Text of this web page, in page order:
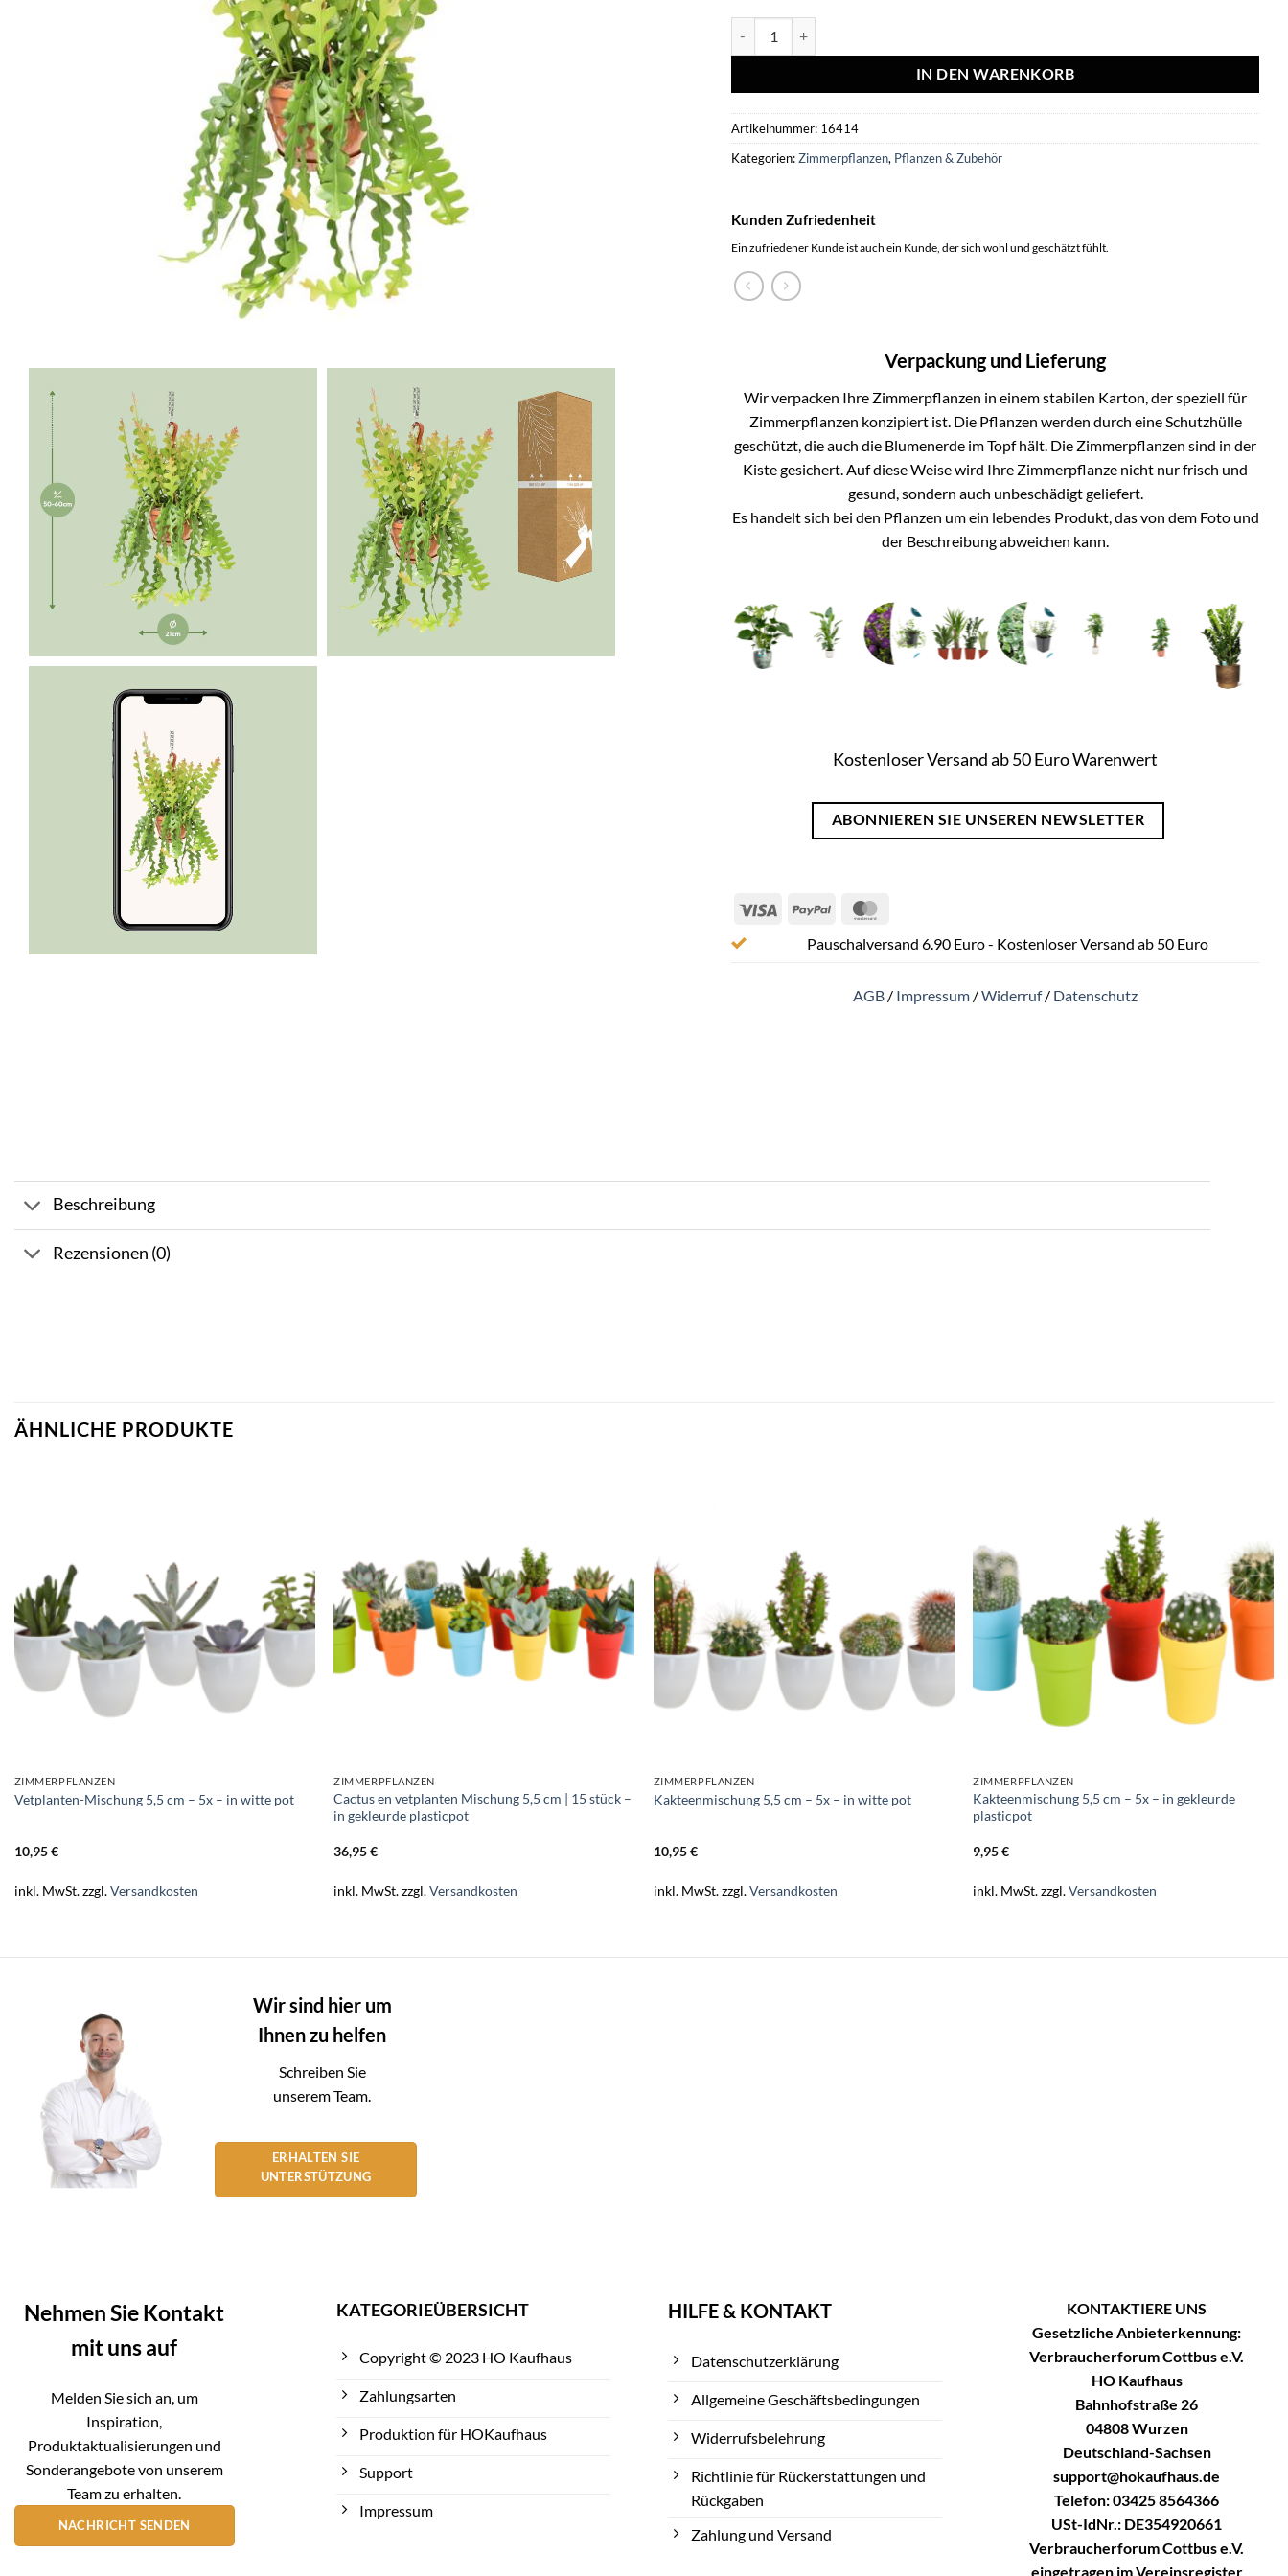
IN DEN WARENKORB
Artikelnummer: 16414
Kategorien:Zimmerpflanzen, Pflanzen & Zubehör
Kunden Zufriedenheit
Ein zufriedener Kunde ist auch ein Kunde, der sich wohl und geschätzt fühlt.
Verpackung und Lieferung
Wir verpacken Ihre Zimmerpflanzen in einem stabilen Karton, der speziell für
Zimmerpflanzen konzipiert ist. Die Pflanzen werden durch eine Schutzhülle
geschützt, die auch die Blumenerde im Topf hält. Die Zimmerpflanzen sind in der
Kiste gesichert. Auf diese Weise wird Ihre Zimmerpflanze nicht nur frisch und
gesund, sondern auch unbeschädigt geliefert.
Es handelt sich bei den Pflanzen um ein lebendes Produkt, das von dem Foto und
der Beschreibung abweichen kann.
Kostenloser Versand ab 50 Euro Warenwert
ABONNIEREN SIE UNSEREN NEWSLETTER
Visa PayPal
Pauschalversand 6.90 Euro - Kostenloser Versand ab 50 Euro
AGB / Impressum /Widerruf/ Datenschutz
Beschreibung
Rezensionen (0)
ÄHNLICHE PRODUKTE
ZIMMERPFLANZEN
Vetplanten-Mischung 5,5 cm – 5x – in witte pot
10,95€
inkl. MwSt.zzgl.Versandkosten
ZIMMERPFLANZEN
Cactus en vetplanten Mischung 5,5 cm | 15 stück –
in gekleurde plasticpot
36,95€
inkl. MwSt.zzgl.Versandkosten
ZIMMERPFLANZEN
Kakteenmischung 5,5 cm – 5x – in witte pot
10,95€
inkl. MwSt.zzgl.Versandkosten
ZIMMERPFLANZEN
Kakteenmischung 5,5 cm – 5x – in gekleurde
plasticpot
9,95€
inkl. MwSt.zzgl.Versandkosten
Wir sind hier um
Ihnen zu helfen
Schreiben Sie
unserem Team.
ERHALTEN SIE
UNTERSTÜTZUNG
Nehmen Sie Kontakt
mit uns auf
Melden Sie sich an, um
Inspiration,
Produktaktualisierungen und
Sonderangebote von unserem
Team zu erhalten.
NACHRICHT SENDEN
KATEGORIEÜBERSICHT
Copyright © 2023 HO Kaufhaus
Zahlungsarten
Produktion für HOKaufhaus
Support
Impressum
HILFE & KONTAKT
Datenschutzerklärung
Allgemeine Geschäftsbedingungen
Widerrufsbelehrung
Richtlinie für Rückerstattungen und
Rückgaben
Zahlung und Versand
KONTAKTIERE UNS
Gesetzliche Anbieterkennung:
Verbraucherforum Cottbus e.V.
HO Kaufhaus
Bahnhofstraße 26
04808 Wurzen
Deutschland-Sachsen
support@hokaufhaus.de
Telefon: 03425 8564366
USt-IdNr.: DE354920661
Verbraucherforum Cottbus e.V.
eingetragen im Vereinsregister